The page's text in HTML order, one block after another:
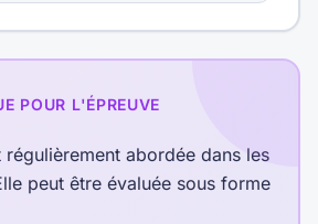
POUR L'ÉPREUVE
régulièrement abordée dans les
peut être évaluée sous forme